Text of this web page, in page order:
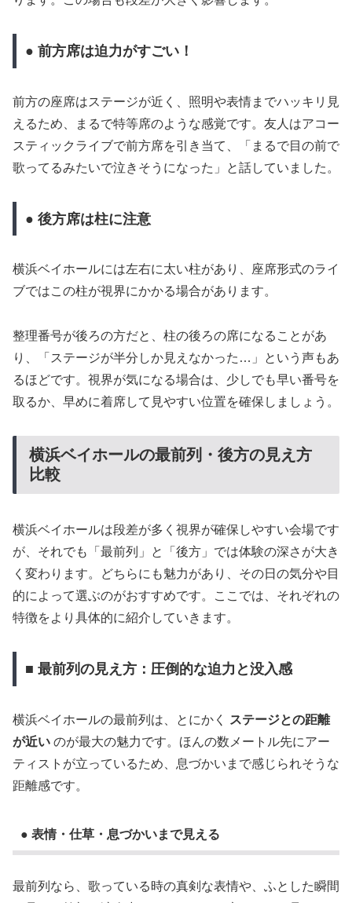
● 前方席は迫力がすごい！
前方の座席はステージが近く、照明や表情までハッキリ見
えるため、まるで特等席のような感覚です。友人はアコー
スティックライブで前方席を引き当て、「まるで目の前で
歌ってるみたいで泣きそうになった」と話していました。
● 後方席は柱に注意
横浜ベイホールには左右に太い柱があり、座席形式のライ
ブではこの柱が視界にかかる場合があります。
整理番号が後ろの方だと、柱の後ろの席になることがあ
り、「ステージが半分しか見えなかった…」という声もあ
るほどです。視界が気になる場合は、少しでも早い番号を
取るか、早めに着席して見やすい位置を確保しましょう。
横浜ベイホールの最前列・後方の見え方
比較
横浜ベイホールは段差が多く視界が確保しやすい会場です
が、それでも「最前列」と「後方」では体験の深さが大き
く変わります。どちらにも魅力があり、その日の気分や目
的によって選ぶのがおすすめです。ここでは、それぞれの
特徴をより具体的に紹介していきます。
■ 最前列の見え方：圧倒的な迫力と没入感
横浜ベイホールの最前列は、とにかく
ステージとの距離
が近い のが最大の魅力です。ほんの数メートル先にアー
ティストが立っているため、息づかいまで感じられそうな
距離感です。
● 表情・仕草・息づかいまで見える
最前列なら、歌っている時の真剣な表情や、ふとした瞬間